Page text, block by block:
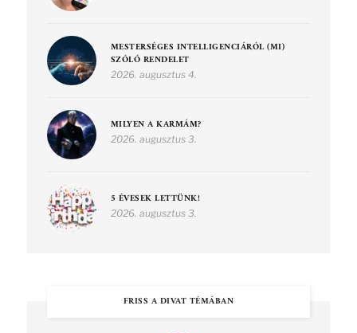
MESTERSÉGES INTELLIGENCIÁRÓL (MI)
SZÓLÓ RENDELET
2026. augusztus 4.
MILYEN A KARMÁM?
2026. augusztus 3.
5 ÉVESEK LETTÜNK!
2026. augusztus 3.
FRISS A DIVAT TÉMÁBAN